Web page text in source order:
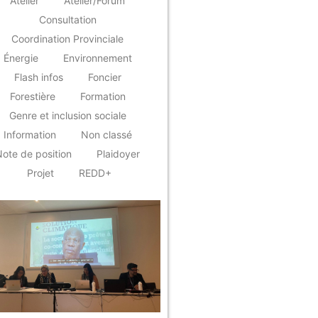
Consultation
Coordination Provinciale
Énergie
Environnement
Flash infos
Foncier
Forestière
Formation
Genre et inclusion sociale
Information
Non classé
de position
Plaidoyer
Projet
REDD+